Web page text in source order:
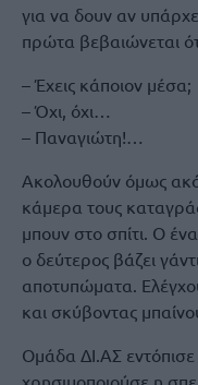
για να δουν αν
πρώτα βεβαιώνεται
– Έχεις κάποιον μέσα;
– Όχι, όχι…
– Παναγιώτη!…
Ακολουθούν όμως
κάμερα τους
μπουν στο σπίτι. Ο
ο δεύτερος βάζει
αποτυπώματα.
και σκύβοντας
Ομάδα ΔΙ.ΑΣ εντόπισε
χρησιμοποιούσε η